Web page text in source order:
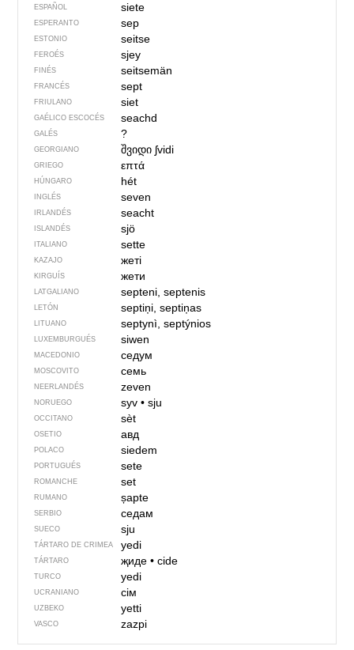
ESPAÑOL siete
ESPERANTO sep
ESTONIO seitse
FEROÉS sjey
FINÉS seitsemän
FRANCÉS sept
FRIULANO siet
GAÉLICO ESCOCÉS seachd
GALÉS ?
GEORGIANO შვიდი ʃvidi
GRIEGO επτά
HÚNGARO hét
INGLÉS seven
IRLANDÉS seacht
ISLANDÉS sjö
ITALIANO sette
KAZAJO жеті
KIRGUÍS жети
LATGALIANO septeni, septenis
LETÓN septiņi, septiņas
LITUANO septynì, septýnios
LUXEMBURGUÉS siwen
MACEDONIO седум
MOSCOVITO семь
NEERLANDÉS zeven
NORUEGO syv• sju
OCCITANO sèt
OSETIO авд
POLACO siedem
PORTUGUÉS sete
ROMANCHE set
RUMANO șapte
SERBIO седам
SUECO sju
TÁRTARO DE CRIMEA yedi
TÁRTARO җиде• cide
TURCO yedi
UCRANIANO сім
UZBEKO yetti
VASCO zazpi